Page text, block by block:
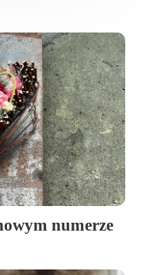
numerze